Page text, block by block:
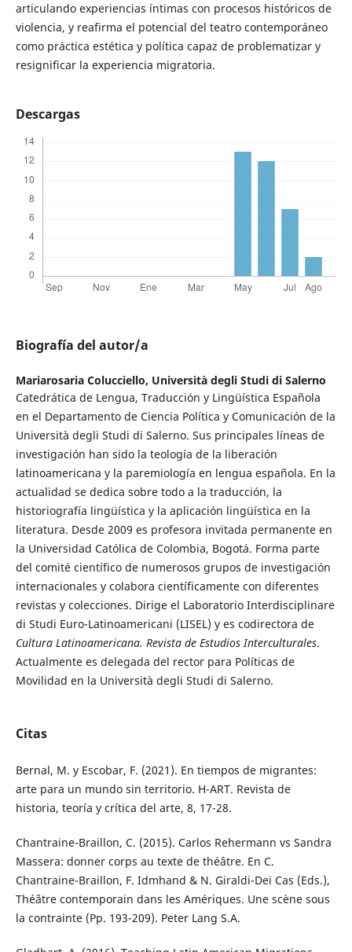
articulando experiencias íntimas con procesos históricos de
violencia, y reafirma el potencial del teatro contemporáneo
como práctica estética y política capaz de problematizar y
resignificar la experiencia migratoria.
Descargas
Biografía del autor/a
Mariarosaria Colucciello, Università degli Studi di Salerno
Catedrática de Lengua, Traducción y Lingüística Española
en el Departamento de Ciencia Política y Comunicación de la
Università degli Studi di Salerno. Sus principales líneas de
investigación han sido la teología de la liberación
latinoamericana y la paremiología en lengua española. En la
actualidad se dedica sobre todo a la traducción, la
historiografía lingüística y la aplicación lingüística en la
literatura. Desde 2009 es profesora invitada permanente en
la Universidad Católica de Colombia, Bogotá. Forma parte
del comité científico de numerosos grupos de investigación
internacionales y colabora científicamente con diferentes
revistas y colecciones. Dirige el Laboratorio Interdisciplinare
di Studi Euro-Latinoamericani (LISEL) y es codirectora de
Cultura Latinoamericana. Revista de Estudios Interculturales.
Actualmente es delegada del rector para Políticas de
Movilidad en la Università degli Studi di Salerno.
Citas
Bernal, M. y Escobar, F. (2021). En tiempos de migrantes:
arte para un mundo sin territorio. H-ART. Revista de
historia, teoría y crítica del arte, 8, 17-28.
Chantraine-Braillon, C. (2015). Carlos Rehermann vs Sandra
Massera: donner corps au texte de théâtre. En C.
Chantraine-Braillon, F. Idmhand & N. Giraldi-Dei Cas (Eds.),
Théâtre contemporain dans les Amériques. Une scène sous
la contrainte (Pp. 193-209). Peter Lang S.A.